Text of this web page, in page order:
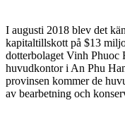
I augusti 2018 blev det
kapitaltillskott på $13
dotterbolaget Vinh
huvudkontor i An Phu
provinsen kommer de
av bearbetning och